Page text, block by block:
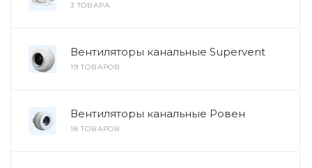
3 ТОВАРА
Вентиляторы канальные Supervent
19 ТОВАРОВ
Вентиляторы канальные Ровен
18 ТОВАРОВ